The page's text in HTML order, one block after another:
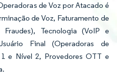
de Voz por Atacado é
de Voz, Faturamento de
Tecnologia (VoIP e
Final (Operadoras de
e Nível 2, Provedores OTT e